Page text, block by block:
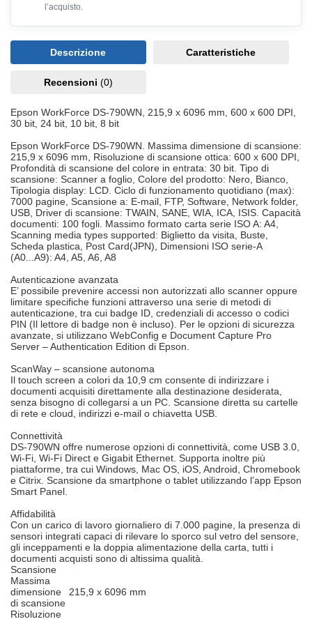
l’acquisto.
Descrizione Caratteristiche
Recensioni (0)
Epson WorkForce DS-790WN, 215,9 x 6096 mm, 600 x 600 DPI,
30 bit, 24 bit, 10 bit, 8 bit
Epson WorkForce DS-790WN. Massima dimensione di scansione:
215,9 x 6096 mm, Risoluzione di scansione ottica: 600 x 600 DPI,
Profondità di scansione del colore in entrata: 30 bit. Tipo di
scansione: Scanner a foglio, Colore del prodotto: Nero, Bianco,
Tipologia display: LCD. Ciclo di funzionamento quotidiano (max):
7000 pagine, Scansione a: E-mail, FTP, Software, Network folder,
USB, Driver di scansione: TWAIN, SANE, WIA, ICA, ISIS. Capacità
documenti: 100 fogli. Massimo formato carta serie ISO A: A4,
Scanning media types supported: Biglietto da visita, Buste,
Scheda plastica, Post Card(JPN), Dimensioni ISO serie-A
(A0...A9): A4, A5, A6, A8
Autenticazione avanzata
E’ possibile prevenire accessi non autorizzati allo scanner oppure
limitare specifiche funzioni attraverso una serie di metodi di
autenticazione, tra cui badge ID, credenziali di accesso o codici
PIN (Il lettore di badge non è incluso). Per le opzioni di sicurezza
avanzate, si utilizzano WebConfig e Document Capture Pro
Server – Authentication Edition di Epson.
ScanWay – scansione autonoma
Il touch screen a colori da 10,9 cm consente di indirizzare i
documenti acquisiti direttamente alla destinazione desiderata,
senza bisogno di collegarsi a un PC. Scansione diretta su cartelle
di rete e cloud, indirizzi e-mail o chiavetta USB.
Connettività
DS-790WN offre numerose opzioni di connettività, come USB 3.0,
Wi-Fi, Wi-Fi Direct e Gigabit Ethernet. Supporta inoltre più
piattaforme, tra cui Windows, Mac OS, iOS, Android, Chromebook
e Citrix. Scansione da smartphone o tablet utilizzando l’app Epson
Smart Panel.
Affidabilità
Con un carico di lavoro giornaliero di 7.000 pagine, la presenza di
sensori integrati capaci di rilevare lo sporco sul vetro del sensore,
gli inceppamenti e la doppia alimentazione della carta, tutti i
documenti acquisti sono di altissima qualità.
Scansione
Massima
dimensione
di scansione
215,9 x 6096 mm
Risoluzione